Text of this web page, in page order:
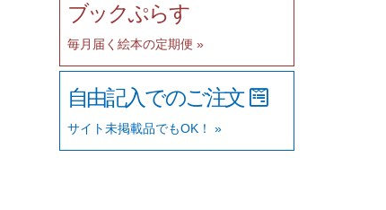
ブックぷらす
毎月届く絵本の定期便 »
自由記入でのご注文
サイト未掲載品でもOK！ »